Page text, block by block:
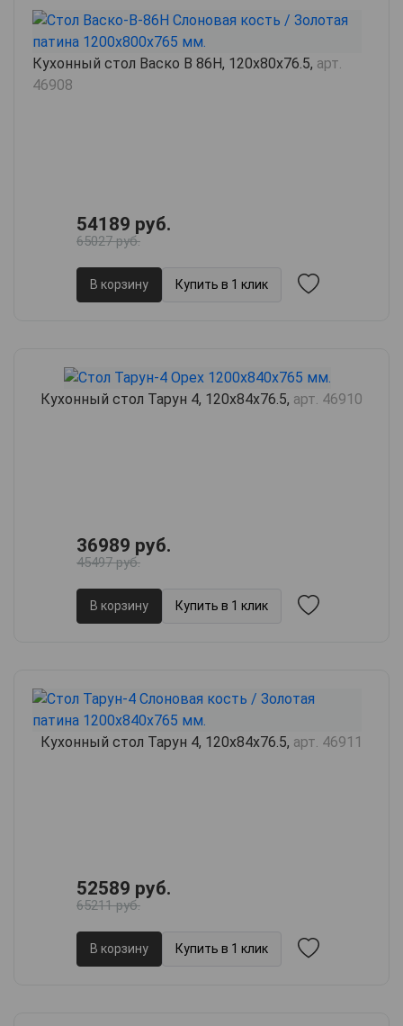
Кухонный стол Васко В 86H, 120х80х76.5, арт.
46908
54189 руб.
65027 руб.
В корзину Купить в 1 клик
Кухонный стол Тарун 4, 120х84х76.5, арт. 46910
36989 руб.
45497 руб.
В корзину Купить в 1 клик
Кухонный стол Тарун 4, 120х84х76.5, арт. 46911
52589 руб.
65211 руб.
В корзину Купить в 1 клик